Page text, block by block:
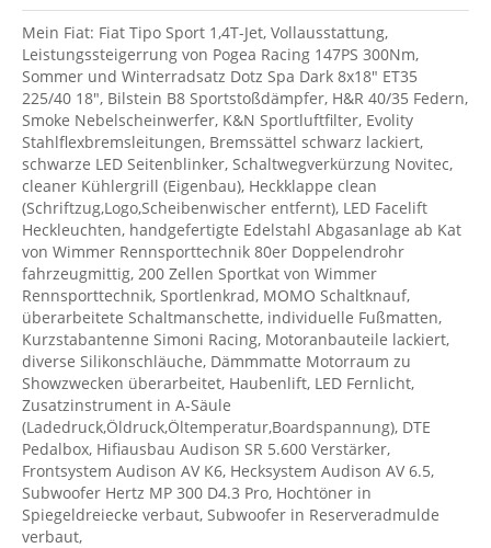
Mein Fiat: Fiat Tipo Sport 1,4T-Jet, Vollausstattung,
Leistungssteigerrung von Pogea Racing 147PS 300Nm,
Sommer und Winterradsatz Dotz Spa Dark 8x18" ET35
225/40 18", Bilstein B8 Sportstoßdämpfer, H&R 40/35 Federn,
Smoke Nebelscheinwerfer, K&N Sportluftfilter, Evolity
Stahlflexbremsleitungen, Bremssättel schwarz lackiert,
schwarze LED Seitenblinker, Schaltwegverkürzung Novitec,
cleaner Kühlergrill (Eigenbau), Heckklappe clean
(Schriftzug,Logo,Scheibenwischer entfernt), LED Facelift
Heckleuchten, handgefertigte Edelstahl Abgasanlage ab Kat
von Wimmer Rennsporttechnik 80er Doppelendrohr
fahrzeugmittig, 200 Zellen Sportkat von Wimmer
Rennsporttechnik, Sportlenkrad, MOMO Schaltknauf,
überarbeitete Schaltmanschette, individuelle Fußmatten,
Kurzstabantenne Simoni Racing, Motoranbauteile lackiert,
diverse Silikonschläuche, Dämmmatte Motorraum zu
Showzwecken überarbeitet, Haubenlift, LED Fernlicht,
Zusatzinstrument in A-Säule
(Ladedruck,Öldruck,Öltemperatur,Boardspannung), DTE
Pedalbox, Hifiausbau Audison SR 5.600 Verstärker,
Frontsystem Audison AV K6, Hecksystem Audison AV 6.5,
Subwoofer Hertz MP 300 D4.3 Pro, Hochtöner in
Spiegeldreiecke verbaut, Subwoofer in Reserveradmulde
verbaut,